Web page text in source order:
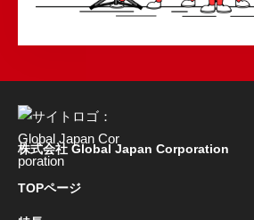
株式会社 Global Japan Corporation
TOPページ